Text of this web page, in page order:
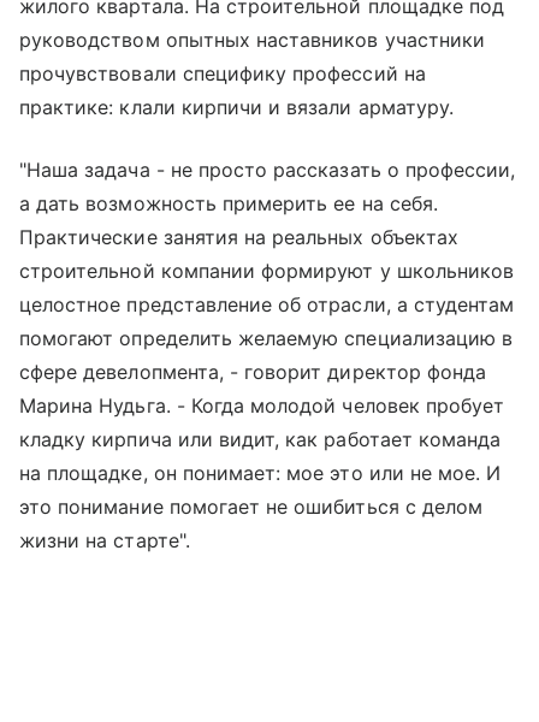
жилого квартала. На строительной площадке под
руководством опытных наставников участники
прочувствовали специфику профессий на
практике: клали кирпичи и вязали арматуру.
"Наша задача - не просто рассказать о профессии,
а дать возможность примерить ее на себя.
Практические занятия на реальных объектах
строительной компании формируют у школьников
целостное представление об отрасли, а студентам
помогают определить желаемую специализацию в
сфере девелопмента, - говорит директор фонда
Марина Нудьга. - Когда молодой человек пробует
кладку кирпича или видит, как работает команда
на площадке, он понимает: мое это или не мое. И
это понимание помогает не ошибиться с делом
жизни на старте".